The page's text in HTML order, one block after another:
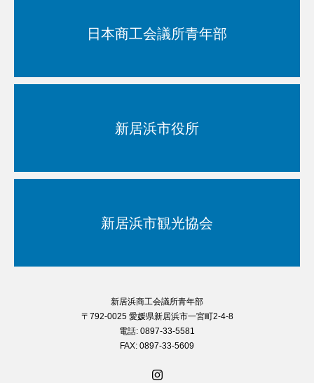
日本商工会議所青年部
新居浜市役所
新居浜市観光協会
新居浜商工会議所青年部
〒792-0025 愛媛県新居浜市一宮町2-4-8
電話: 0897-33-5581
FAX: 0897-33-5609